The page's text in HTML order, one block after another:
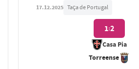
17.12.2025 Taça de Portugal
Casa Pia
1:2
Torreense